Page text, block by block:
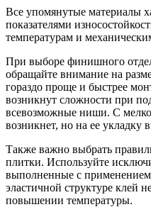
Все упомянутые материалы
показателями
температурам и
При выборе финишного
обращайте внимание на
гораздо проще и быстрее
возникнут сложности при
всевозможные ниши. С
возникнет, но на ее укладку
Также важно выбрать
плитки. Используйте
выполненные с применением
эластичной структуре клей
повышении температуры.